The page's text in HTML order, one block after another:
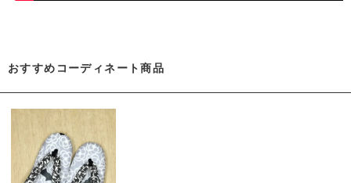
おすすめコーディネート商品